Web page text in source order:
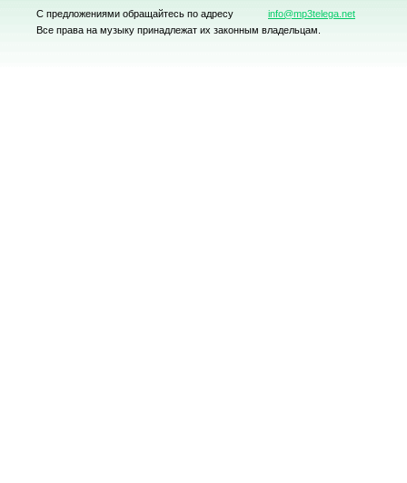
С предложениями обращайтесь по адресу
info@mp3telega.net
Все права на музыку принадлежат их законным владельцам.